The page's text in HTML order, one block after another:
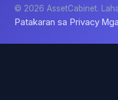
© 2026 AssetCabinet.
Patakaran sa Privacy·